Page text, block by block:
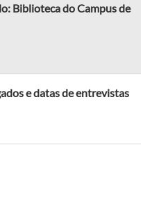
Biblioteca do Campus de
e datas de entrevistas